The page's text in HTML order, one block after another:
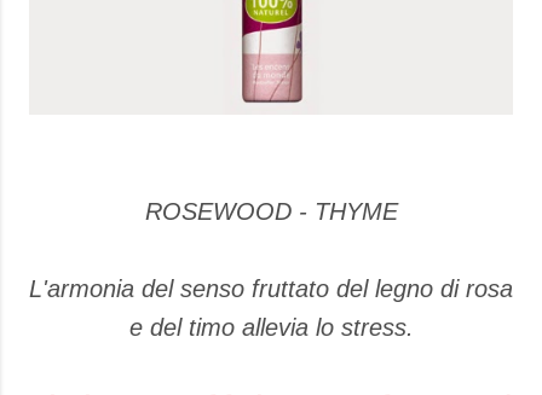
ROSEWOOD - THYME
L'armonia del senso fruttato del legno di rosa
e del timo allevia lo stress.